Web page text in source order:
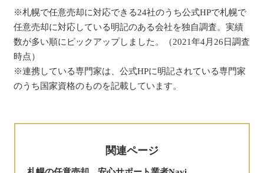
※札幌で任意売却に対応できる24社のうち公式HPで札幌で
任意売却に対応している明記のある会社を独自調査。実績
数が多い順にピックアップしました。（2021年4月26日調査
時点）
※連携している専門家は、公式HPに明記されている専門家
のうち国家資格のものを記載しています。
関連ページ